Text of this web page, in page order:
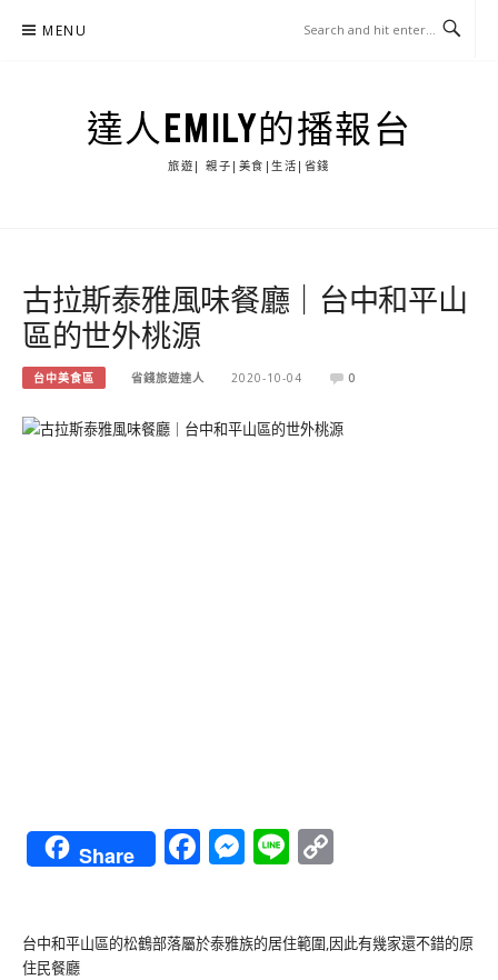
MENU
達人EMILY的播報台
旅遊| 親子|美食|生活|省錢
古拉斯泰雅風味餐廳｜台中和平山
區的世外桃源
台中美食區 省錢旅遊達人 2020-10-04 0
Share Facebook
Messenger
Line
台中和平山區的松鶴部落屬於泰雅族的居住範圍,因此有幾家還不錯的原
住民餐廳